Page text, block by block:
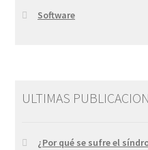
Software
ULTIMAS
¿Por qué se sufre el